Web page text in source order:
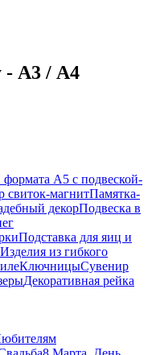
- А3 / А4
А5 с подвеской-
свиток-магнитПамятка-
декорПодвеска в
Подставка для яиц и
Изделия из гибкого
КлючницыСувенир
Декоративная рейка